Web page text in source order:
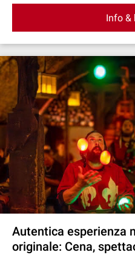
Info &
Autentica esperienza
originale: Cena,